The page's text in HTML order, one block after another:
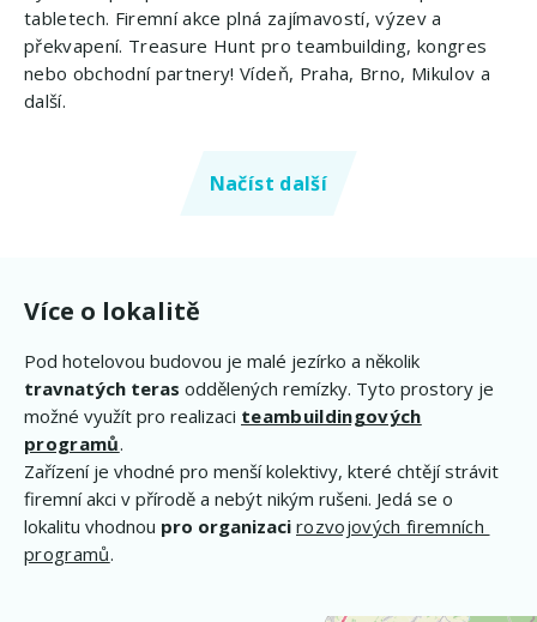
tabletech. Firemní akce plná zajímavostí, výzev a
překvapení. Treasure Hunt pro teambuilding, kongres
nebo obchodní partnery! Vídeň, Praha, Brno, Mikulov a
další.
Načíst další
Více o lokalitě
Pod hotelovou budovou je malé jezírko a několik
travnatých teras oddělených remízky. Tyto prostory je
možné využít pro realizaci teambuildingových
programů.
Zařízení je vhodné pro menší kolektivy, které chtějí strávit
firemní akci v přírodě a nebýt nikým rušeni. Jedá se o
lokalitu vhodnou pro organizaci rozvojových firemních
programů.